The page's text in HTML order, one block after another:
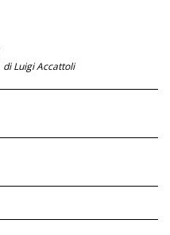
di Luigi Accattoli